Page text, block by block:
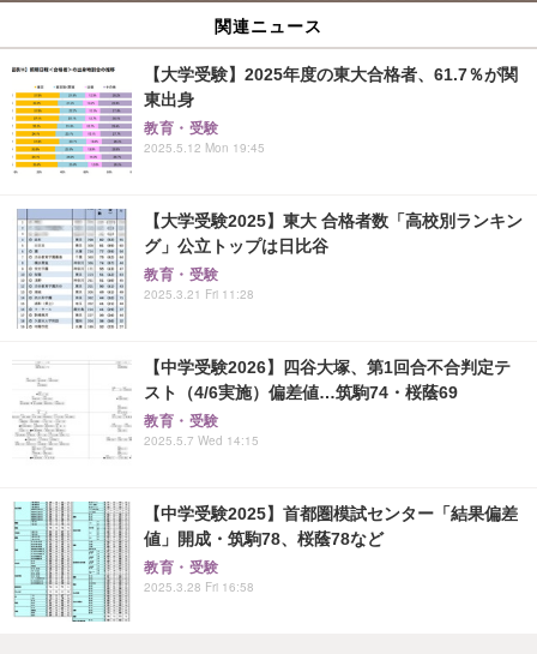
関連ニュース
【大学受験】2025年度の東大合格者、61.7％が関
東出身
教育・受験
2025.5.12 Mon 19:45
【大学受験2025】東大 合格者数「高校別ランキン
グ」公立トップは日比谷
教育・受験
2025.3.21 Fri 11:28
【中学受験2026】四谷大塚、第1回合不合判定テ
スト（4/6実施）偏差値…筑駒74・桜蔭69
教育・受験
2025.5.7 Wed 14:15
【中学受験2025】首都圏模試センター「結果偏差
値」開成・筑駒78、桜蔭78など
教育・受験
2025.3.28 Fri 16:58